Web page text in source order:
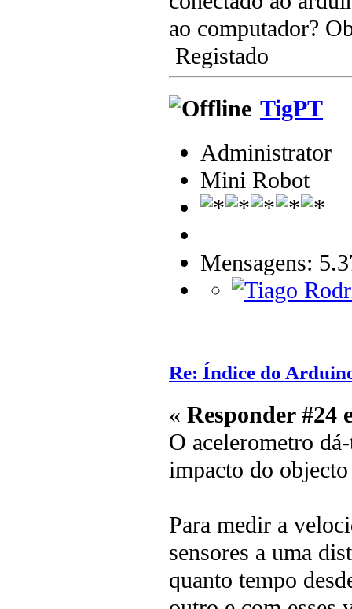
ao computador?
Registado
TigPT
Administrator
Mini Robot
Mensagens:
Re: Índice do
« Responder #24
O acelerometro
impacto do
Para medir a
sensores a uma
quanto tempo